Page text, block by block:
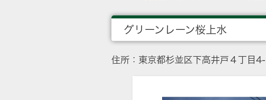
グリーンレーン桜上水
住所：東京都杉並区下高井戸４丁目